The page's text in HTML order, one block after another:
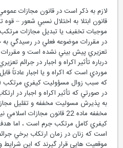
قانون ابتلا به اختلال نسبي شعور – قوه
موجبات تخفيف يا تبديل مجازات مرتكب
در مقررات موضوعه فعلي در رسيدگي به
درباره تأثير اكراه و اجبار در جرائم
موردي است كه اكراه و يا اجبار عادتاً
كه سبب زوال مسؤوليت كيفري مرتكب (
در صورتي كه تأثير اكراه و اجبار در
به پذيرش مسوليت مخففه و تقليل
مخففه ماده 22 قانون مجازات
كيفري كامل مرتكب جرم است ، اما هدف
است كه زنان در زمان ارتكاب برخي
موقعيت هايي قرار گيرند كه اين